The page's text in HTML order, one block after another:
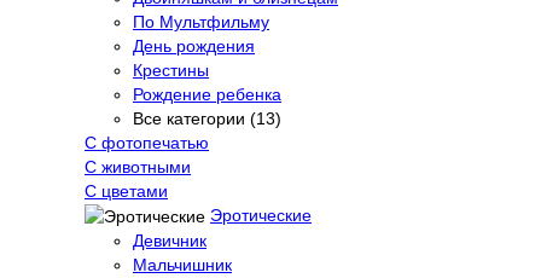
По Мультфильму
День рождения
Крестины
Рождение ребенка
Все категории (13)
С фотопечатью
C животными
С цветами
Эротические
Девичник
Мальчишник